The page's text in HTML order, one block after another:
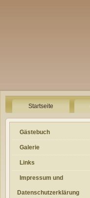
Startseite
Gästebuch
Galerie
Links
Impressum und
Datenschutzerklärung